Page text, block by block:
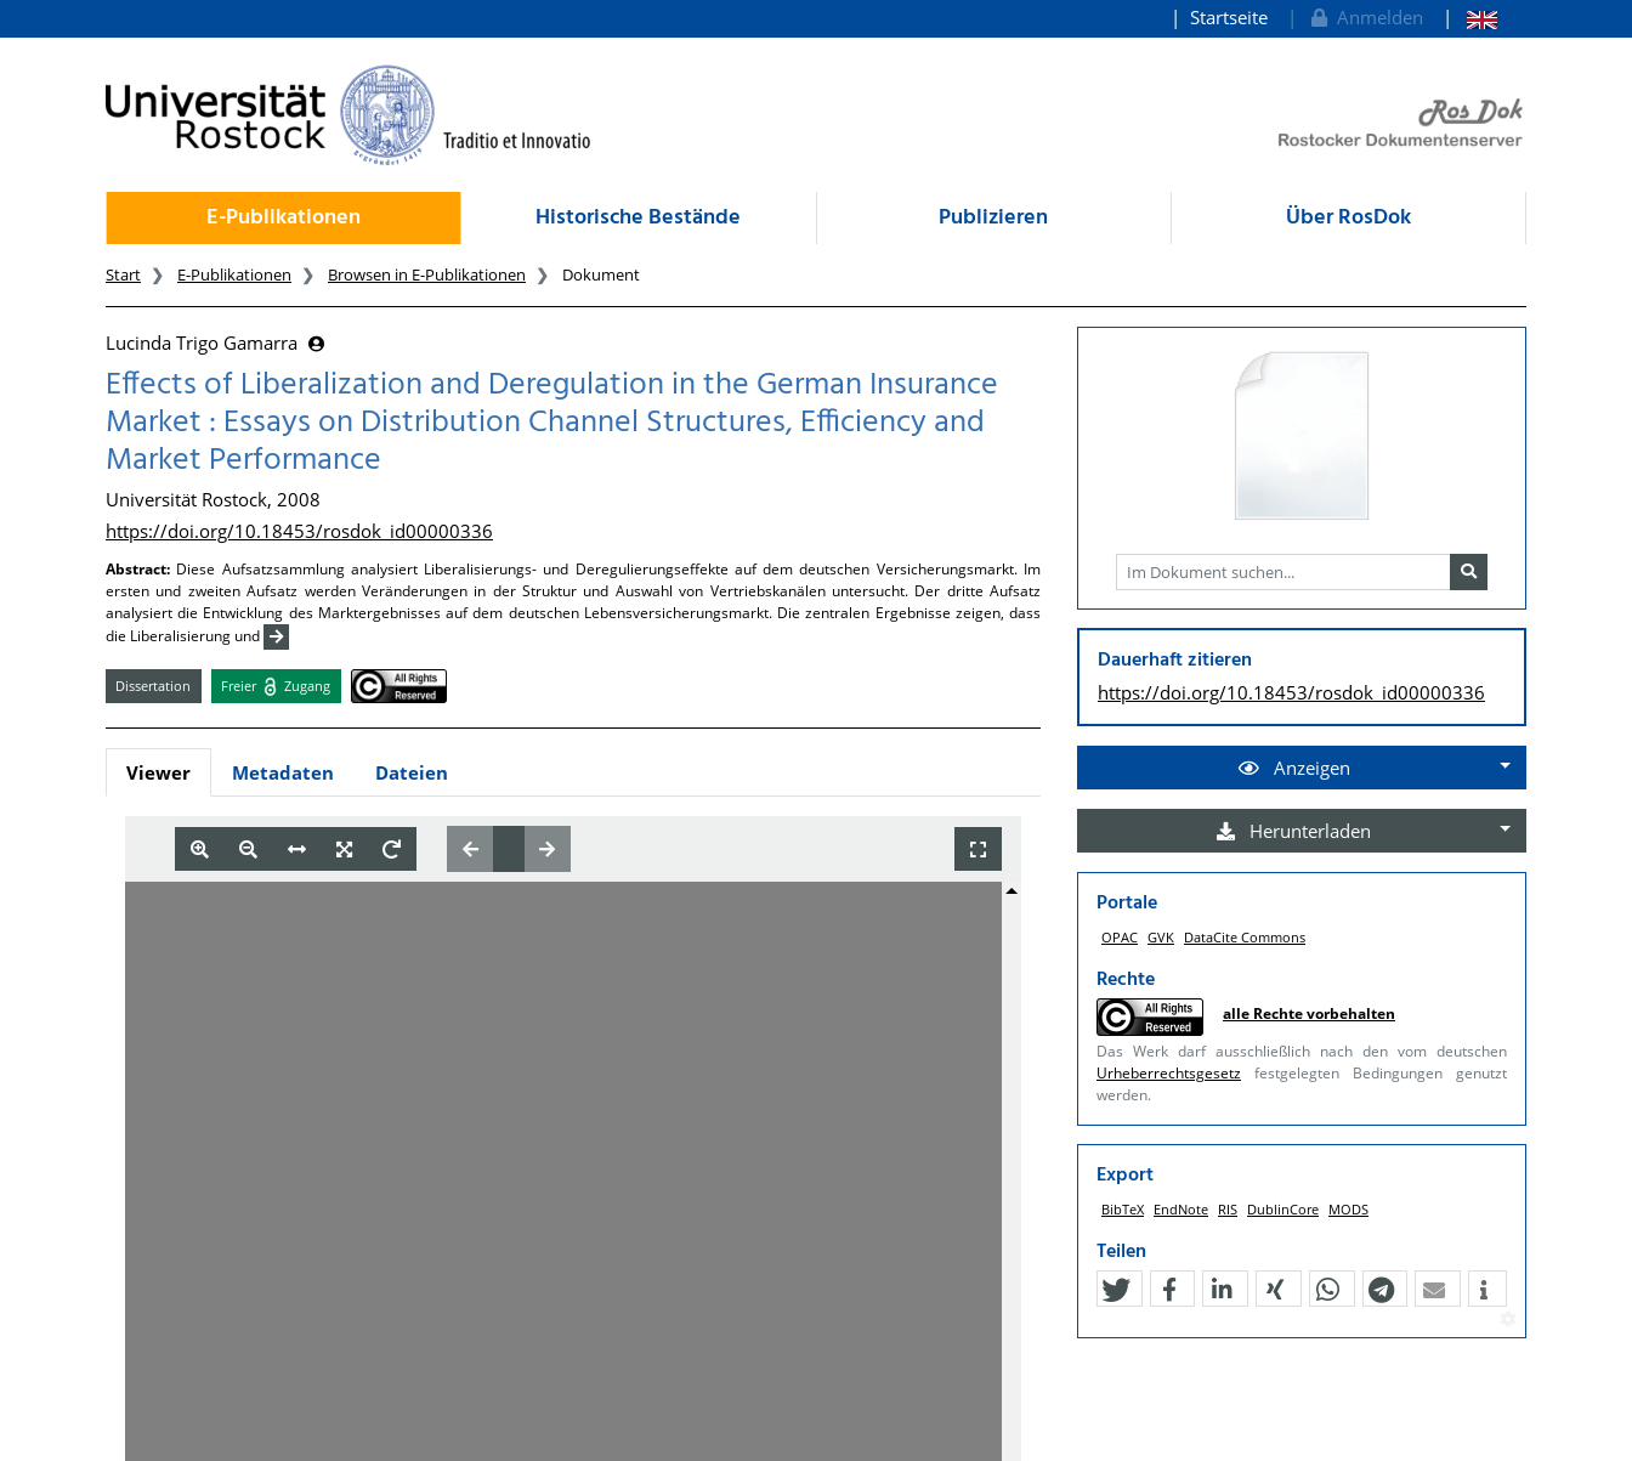
zum Inhalt
Startseite Anmelden
E-Publikationen Historische Bestände Publizieren Über RosDok
Start E-Publikationen Browsen in E-Publikationen Dokument
Lucinda Trigo Gamarra
Effects of Liberalization and Deregulation in the German Insurance
Market : Essays on Distribution Channel Structures, Efficiency and
Market Performance
Universität Rostock, 2008
https://doi.org/10.18453/rosdok_id00000336
Abstract: Diese Aufsatzsammlung analysiert Liberalisierungs- und Deregulierungseffekte auf dem deutschen Versicherungsmarkt. Im
ersten und zweiten Aufsatz werden Veränderungen in der Struktur und Auswahl von Vertriebskanälen untersucht. Der dritte Aufsatz
analysiert die Entwicklung des Marktergebnisses auf dem deutschen Lebensversicherungsmarkt. Die zentralen Ergebnisse zeigen, dass
die Liberalisierung und
Dissertation Freier Zugang
Viewer Metadaten Dateien
Dauerhaft zitieren
https://doi.org/10.18453/rosdok_id00000336
Anzeigen
Herunterladen
Portale
OPAC GVK DataCite Commons
Rechte
alle Rechte vorbehalten
Das Werk darf ausschließlich nach den vom deutschen
Urheberrechtsgesetz festgelegten Bedingungen genutzt
werden.
Export
BibTeX EndNote RIS DublinCore MODS
Teilen